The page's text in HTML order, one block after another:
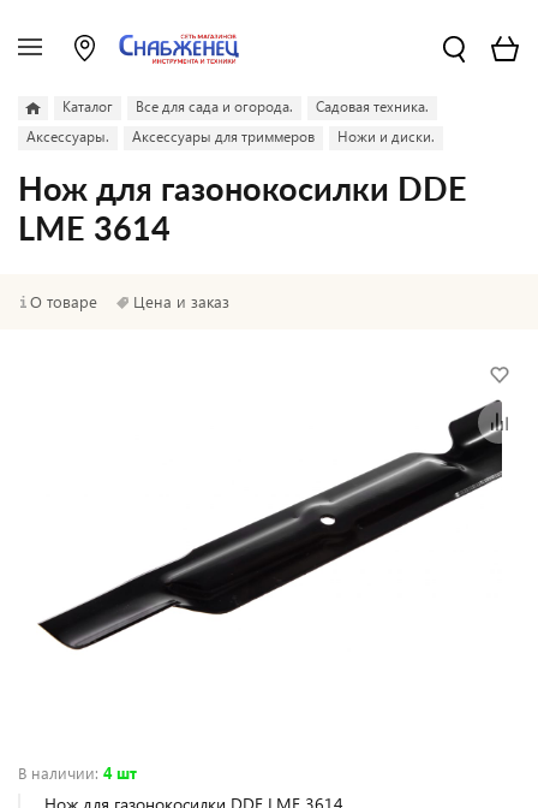
Каталог Все для сада и огорода.
Садовая техника.
Аксессуары.
Аксессуары для триммеров Ножи и диски.
Нож для газонокосилки DDE
LME 3614
О товаре Цена и заказ
В наличии: 4 шт
Нож для газонокосилки DDE LME 3614